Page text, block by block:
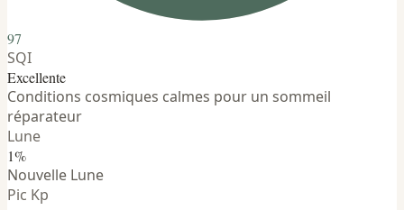
97
SQI
Excellente
Conditions cosmiques calmes pour un sommeil
réparateur
Lune
1%
Nouvelle Lune
Pic Kp